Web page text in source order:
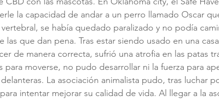
la capacidad de andar a un perro llamado Oscar
se había quedado paralizado y no podía
las que dan pena. Tras estar siendo usado en una
de manera correcta, sufrió una atrofia en las patas
para moverse, no pudo desarrollar ni la fuerza para
La asociación animalista pudo, tras luchar
intentar mejorar su calidad de vida. Al llegar a la